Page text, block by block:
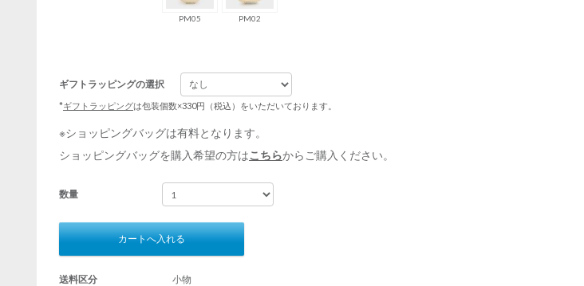
PM05 PM02
ギフトラッピングの選択
*ギフトラッピングは包装個数×330円（税込）をいただいております。
※ショッピングバッグは有料となります。
ショッピングバッグを購入希望の方はこちらからご購入ください。
数量
カートへ入れる
送料区分
小物